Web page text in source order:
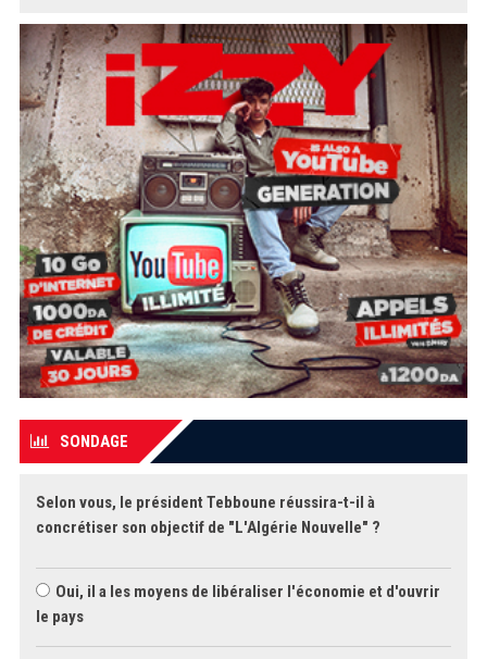
SONDAGE
Selon vous, le président Tebboune réussira-t-il à
concrétiser son objectif de "L'Algérie Nouvelle" ?
Oui, il a les moyens de libéraliser l'économie et d'ouvrir
le pays